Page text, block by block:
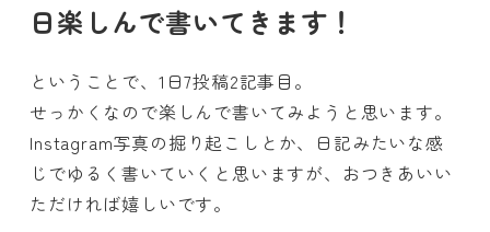
日楽しんで書いてきます！
ということで、1日7投稿2記事目。
せっかくなので楽しんで書いてみようと思います。
Instagram写真の掘り起こしとか、日記みたいな感
じでゆるく書いていくと思いますが、おつきあいい
ただければ嬉しいです。